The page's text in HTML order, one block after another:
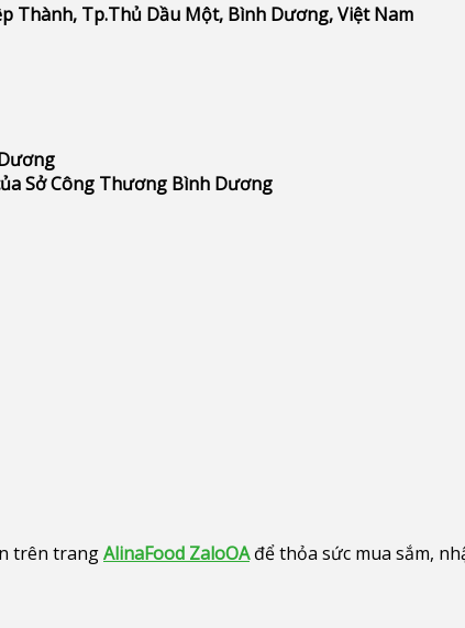
Thành, Tp.Thủ Dầu Một, Bình Dương, Việt Nam
Sở Công Thương Bình Dương
trên trangAlinaFood ZaloOAđể thỏa sức mua sắm,